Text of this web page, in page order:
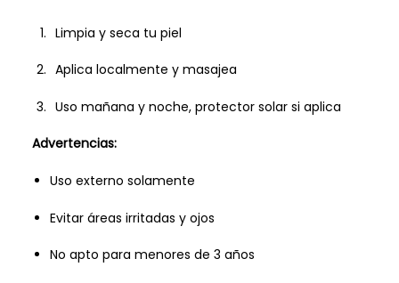
Limpia y seca tu piel
Aplica localmente y masajea
Uso mañana y noche, protector solar si aplica
Advertencias:
Uso externo solamente
Evitar áreas irritadas y ojos
No apto para menores de 3 años